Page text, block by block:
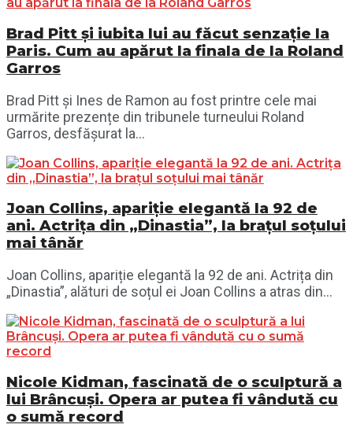
Brad Pitt și iubita lui au făcut senzație la
Paris. Cum au apărut la finala de la Roland
Garros
Brad Pitt și Ines de Ramon au fost printre cele mai
urmărite prezențe din tribunele turneului Roland
Garros, desfășurat la...
Joan Collins, apariție elegantă la 92 de
ani. Actrița din „Dinastia”, la brațul soțului
mai tânăr
Joan Collins, apariție elegantă la 92 de ani. Actrița din
„Dinastia”, alături de soțul ei Joan Collins a atras din...
Nicole Kidman, fascinată de o sculptură a
lui Brâncuși. Opera ar putea fi vândută cu
o sumă record